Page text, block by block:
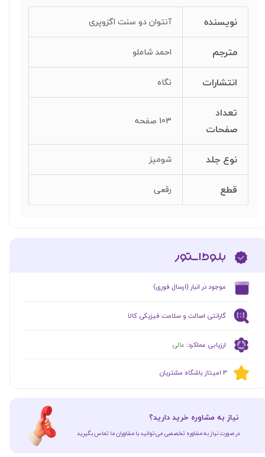
نویسنده آنتوان دو سنت اگزوپری
مترجم احمد شاملو
انتشارات نگاه
تعداد
صفحات
103 صفحه
نوع جلد شومیز
قطع رقعی
گارانتی اصالت و سلامت فیزیکی کالا
ارزیابی عملکرد: عالی
​موجود در انبار (ارسال فوری)
​​3 امیتاز باشگاه مشتریان
​نیاز به مشاوره خرید دارید؟
در صورت نیاز به مشاوره تخصصی می‌توانید با مشاوران ما تماس بگیرید